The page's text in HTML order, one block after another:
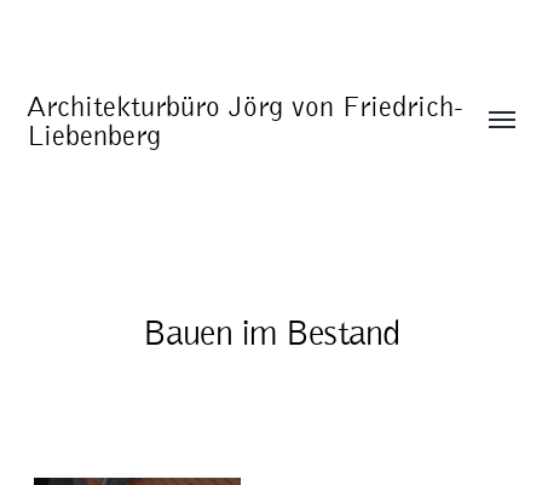
Architekturbüro Jörg von Friedrich-
Liebenberg
Bauen im Bestand